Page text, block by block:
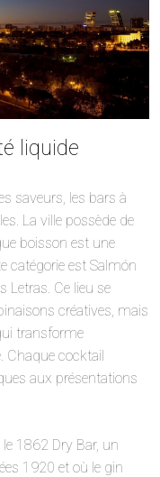
liquide
saveurs, les bars à
La ville possède de
boisson est une
catégorie est Salmón
Letras. Ce lieu se
créatives, mais
transforme
Chaque cocktail
aux présentations
1862 Dry Bar, un
1920 et où le gin